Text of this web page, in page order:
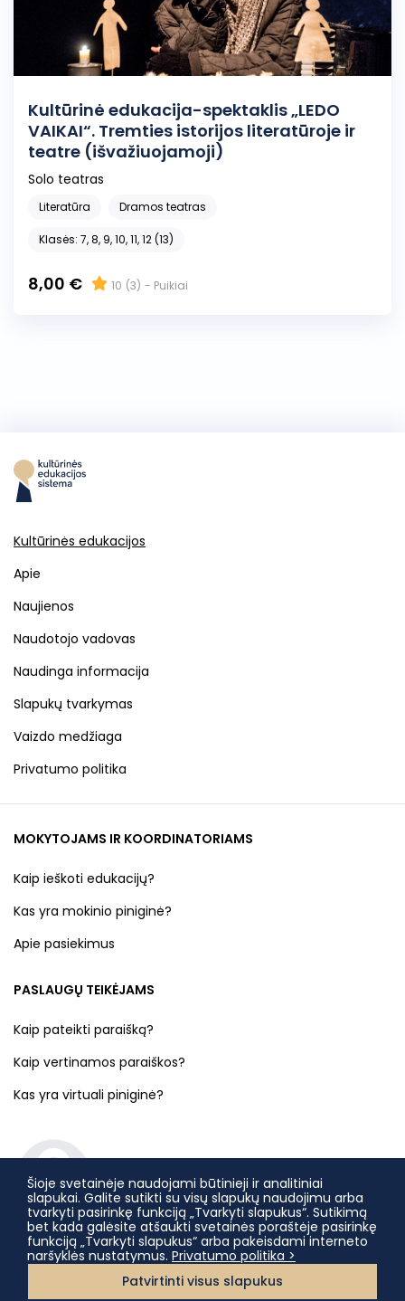
Kultūrinė edukacija-spektaklis „LEDO
VAIKAI“. Tremties istorijos literatūroje ir
teatre (išvažiuojamoji)
Solo teatras
Literatūra Dramos teatras
Klasės: 7, 8, 9, 10, 11, 12 (13)
8,00 € 10 (3) - Puikiai
Kultūrinės edukacijos
Apie
Naujienos
Naudotojo vadovas
Naudinga informacija
Slapukų tvarkymas
Vaizdo medžiaga
Privatumo politika
MOKYTOJAMS IR KOORDINATORIAMS
Kaip ieškoti edukacijų?
Kas yra mokinio piniginė?
Apie pasiekimus
PASLAUGŲ TEIKĖJAMS
Kaip pateikti paraišką?
Kaip vertinamos paraiškos?
Kas yra virtuali piniginė?
© 2022 Lietuvos nacionalinė Martyno Mažvydo biblioteka,
Lietuvos Respublikos Kultūros ministerija
Šioje svetainėje naudojami būtinieji ir analitiniai
slapukai. Galite sutikti su visų slapukų naudojimu arba
tvarkyti pasirinkę funkciją „Tvarkyti slapukus“. Sutikimą
bet kada galėsite atšaukti svetainės poraštėje pasirinkę
funkciją „Tvarkyti slapukus“ arba pakeisdami interneto
naršyklės nustatymus. Privatumo politika >
Patvirtinti visus slapukus